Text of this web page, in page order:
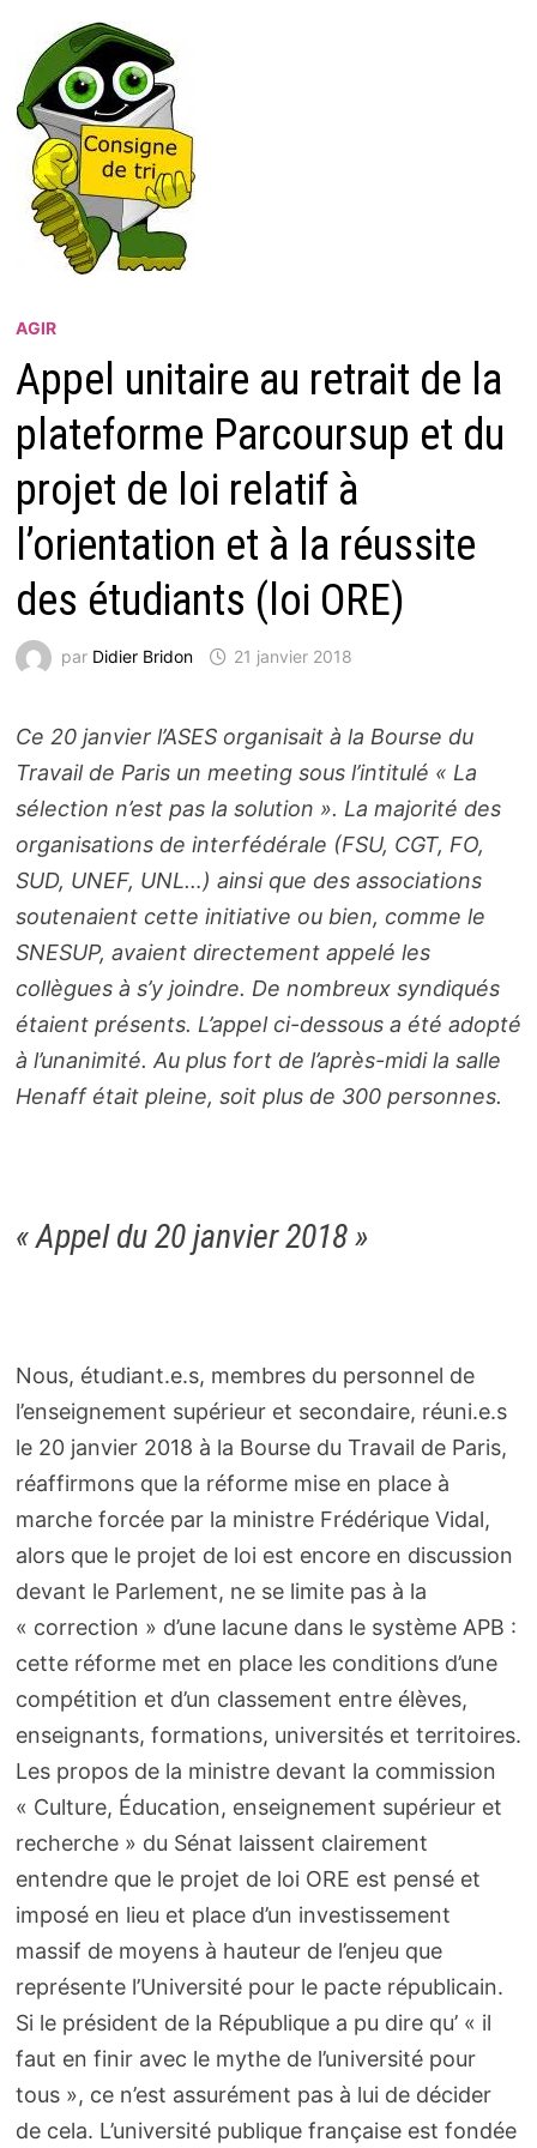
AGIR
Appel unitaire au retrait de la
plateforme Parcoursup et du
projet de loi relatif à
l’orientation et à la réussite
des étudiants (loi ORE)
par Didier Bridon 21 janvier 2018
Ce 20 janvier l’ASES organisait à la Bourse du
Travail de Paris un meeting sous l’intitulé « La
sélection n’est pas la solution ». La majorité des
organisations de interfédérale (FSU, CGT, FO,
SUD, UNEF, UNL…) ainsi que des associations
soutenaient cette initiative ou bien, comme le
SNESUP, avaient directement appelé les
collègues à s’y joindre. De nombreux syndiqués
étaient présents. L’appel ci-dessous a été adopté
à l’unanimité. Au plus fort de l’après-midi la salle
Henaff était pleine, soit plus de 300 personnes.
« Appel du 20 janvier 2018 »
Nous, étudiant.e.s, membres du personnel de
l’enseignement supérieur et secondaire, réuni.e.s
le 20 janvier 2018 à la Bourse du Travail de Paris,
réaffirmons que la réforme mise en place à
marche forcée par la ministre Frédérique Vidal,
alors que le projet de loi est encore en discussion
devant le Parlement, ne se limite pas à la
« correction » d’une lacune dans le système APB :
cette réforme met en place les conditions d’une
compétition et d’un classement entre élèves,
enseignants, formations, universités et territoires.
Les propos de la ministre devant la commission
« Culture, Éducation, enseignement supérieur et
recherche » du Sénat laissent clairement
entendre que le projet de loi ORE est pensé et
imposé en lieu et place d’un investissement
massif de moyens à hauteur de l’enjeu que
représente l’Université pour le pacte républicain.
Si le président de la République a pu dire qu’ « il
faut en finir avec le mythe de l’université pour
tous », ce n’est assurément pas à lui de décider
de cela. L’université publique française est fondée